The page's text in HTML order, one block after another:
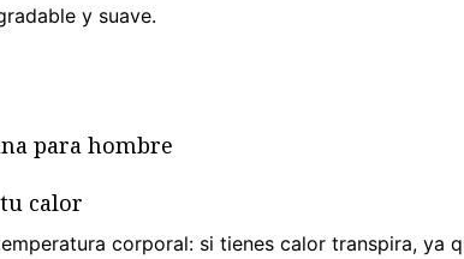
y suave.
para hombre
calor
corporal: si tienes calor transpira, ya